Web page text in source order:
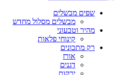
שפים מבשלים
מבשלים מסלול מחדש
מהיר וטבעוני
קינוחי פלאות
רק מתכונים
אורז
דגנים
ירקות